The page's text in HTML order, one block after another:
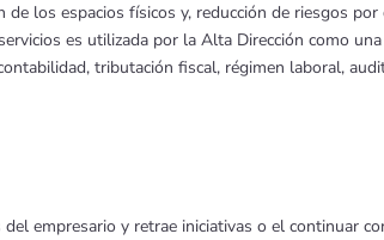
los espacios físicos y, reducción de riesgos
es utilizada por la Alta Dirección como
tributación fiscal, régimen laboral,
empresario y retrae iniciativas o el continuar